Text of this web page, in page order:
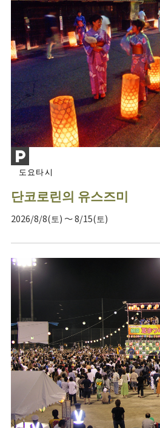
도요타시
단코로린의 유스즈미
2026/8/8(토) ～ 8/15(토)